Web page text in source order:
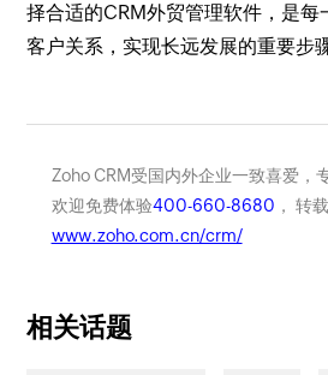
择合适的CRM外贸管理软件，是每
客户关系，实现长远发展的重要步骤
Zoho CRM受国内外企业一致喜爱，
欢迎免费体验400-660-8680 ， 转
www.zoho.com.cn/crm/
相关话题